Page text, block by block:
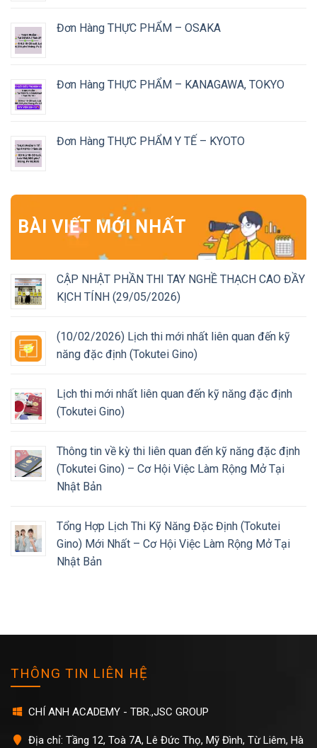
Đơn Hàng THỰC PHẨM – OSAKA
Đơn Hàng THỰC PHẨM – KANAGAWA, TOKYO
Đơn Hàng THỰC PHẨM Y TẾ – KYOTO
BÀI VIẾT MỚI NHẤT
CẬP NHẬT PHẦN THI TAY NGHỀ THẠCH CAO ĐẦY
KỊCH TÍNH (29/05/2026)
(10/02/2026) Lịch thi mới nhất liên quan đến kỹ
năng đặc định (Tokutei Gino)
Lịch thi mới nhất liên quan đến kỹ năng đặc định
(Tokutei Gino)
Thông tin về kỳ thi liên quan đến kỹ năng đặc định
(Tokutei Gino) – Cơ Hội Việc Làm Rộng Mở Tại
Nhật Bản
Tổng Hợp Lịch Thi Kỹ Năng Đặc Định (Tokutei
Gino) Mới Nhất – Cơ Hội Việc Làm Rộng Mở Tại
Nhật Bản
THÔNG TIN LIÊN HỆ
CHÍ ANH ACADEMY - TBR.,JSC GROUP
Địa chỉ: Tầng 12, Toà 7A, Lê Đức Thọ, Mỹ Đình, Từ Liêm, Hà